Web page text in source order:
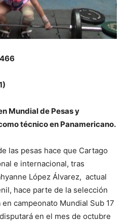
Mundial de Pesas y
técnico en Panamericano.
las pesas hace que Cartago
e internacional, tras
López Álvarez, actual
hace parte de la selección
campeonato Mundial Sub 17
en el mes de octubre